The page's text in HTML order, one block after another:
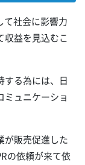
て社会に影響力
収益を見込むこ
する為には、日
ミュニケーショ
が販売促進した
の依頼が来て依